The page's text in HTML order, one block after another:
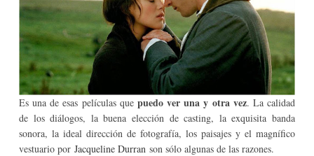
Es una de esas películas que puedo ver una y otra vez. La calidad
de los diálogos, la buena elección de casting, la exquisita banda
sonora, la ideal dirección de fotografía, los paisajes y el magnífico
vestuario por Jacqueline Durran son sólo algunas de las razones.